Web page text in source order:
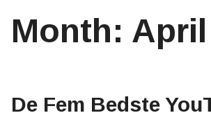
Month:
De Fem Bedste